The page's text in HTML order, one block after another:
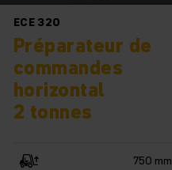
ECE 320
Préparateur de
commandes
horizontal
2 tonnes
750 mm